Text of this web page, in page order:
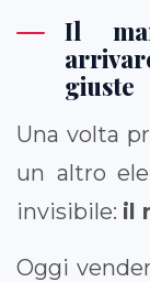
Il
giuste
Una volta
un altro
invisibile: il
Oggi